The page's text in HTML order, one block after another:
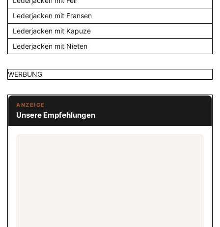
Lederjacken mit Fransen
Lederjacken mit Kapuze
Lederjacken mit Nieten
WERBUNG
ANZEIGE
Unsere Empfehlungen